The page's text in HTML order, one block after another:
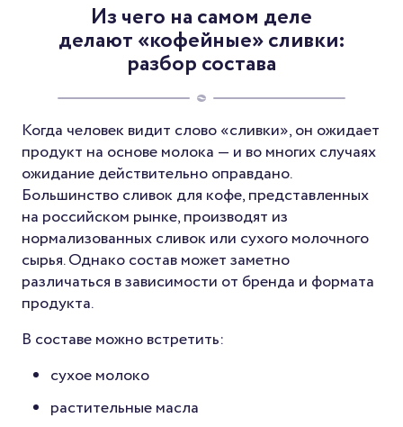
Из чего на самом деле
делают «кофейные» сливки:
разбор состава
Когда человек видит слово «сливки», он ожидает
продукт на основе молока — и во многих случаях
ожидание действительно оправдано.
Большинство сливок для кофе, представленных
на российском рынке, производят из
нормализованных сливок или сухого молочного
сырья. Однако состав может заметно
различаться в зависимости от бренда и формата
продукта.
В составе можно встретить:
сухое молоко
растительные масла